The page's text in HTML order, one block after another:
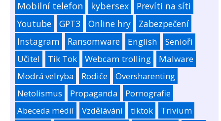
Mobilní telefon kybersex
Prevíti na síti
Youtube
GPT3 Online hry
Zabezpečení
Instagram
Ransomware English
Senioři
Učitel
Tik Tok Webcam trolling
Malware
Modrá velryba
Rodiče
Oversharenting
Netolismus
Propaganda
Pornografie
Abeceda médií
Vzdělávání tiktok
Trivium